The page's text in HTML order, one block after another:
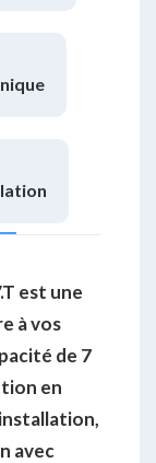
est une
à vos
de 7
en
avec